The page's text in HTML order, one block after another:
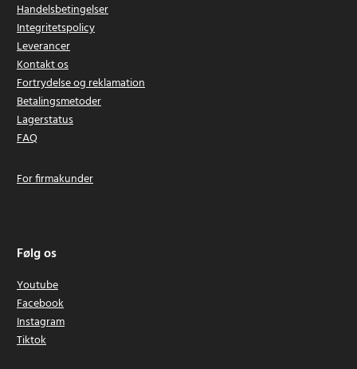
Handelsbetingelser
Integritetspolicy
Leverancer
Kontakt os
Fortrydelse og reklamation
Betalingsmetoder
Lagerstatus
FAQ
For firmakunder
Følg os
Youtube
Facebook
Instagram
Tiktok